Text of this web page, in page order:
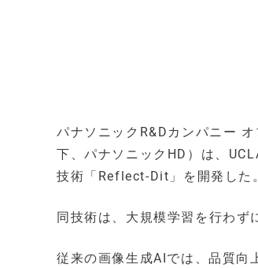
パナソニックR&Dカンパニー
下、パナソニックHD）は、
技術「Reflect-Dit」を開発した
同技術は、大規模学習を行わず
従来の画像生成AIでは、品質向